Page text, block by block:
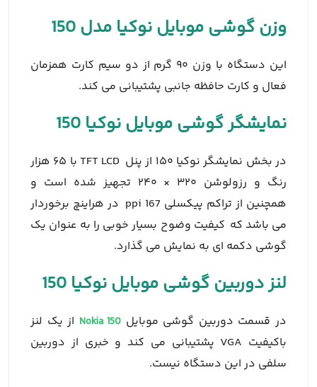
وزن گوشی موبایل نوکیا مدل 150
این دستگاه با وزن ۹۰ گرم از دو سیم کارت همزمان
فعال و کارت حافظه جانبی پشتیبانی می کند.
نمایشگر گوشی موبایل نوکیا 150
در بخش نمایشگر نوکیا ۱۵۰ از پنل TFT LCD با ۶۵ هزار
رنگ و رزولوشن ۳۲۰ × ۲۴۰ تجهیز شده است و
همچنین از تراکم پیکسلی 167 ppi در هراینچ برخوردار
می باشد که کیفیت وضوح بسیار خوبی را به عنوان یک
گوشی دکمه ای به نمایش می گذارد.
لنز دوربین گوشی موبایل نوکیا 150
در قسمت دوربین گوشی موبایل Nokia 150 از یک لنز
باکیفیت VGA پشتیبانی می کند و خبری از دوربین
سلفی در این دستگاه نیست.